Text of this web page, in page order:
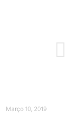
Março 10, 2019